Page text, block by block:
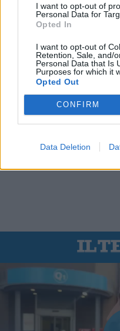
I want to opt-out of
Personal Data for
Opted In
I want to opt-out of
Retention, Sale, and/
Personal Data that Is
Purposes for which it
Opted Out
CONFIRM
Data Deletion